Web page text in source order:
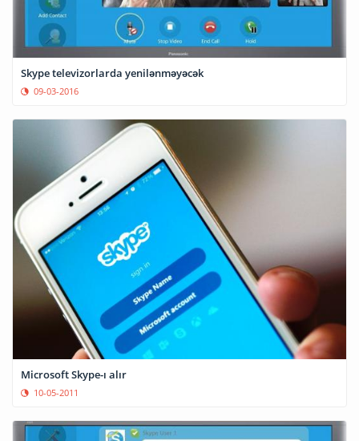
Skype televizorlarda yenilənməyəcək
09-03-2016
Microsoft Skype-ı alır
10-05-2011